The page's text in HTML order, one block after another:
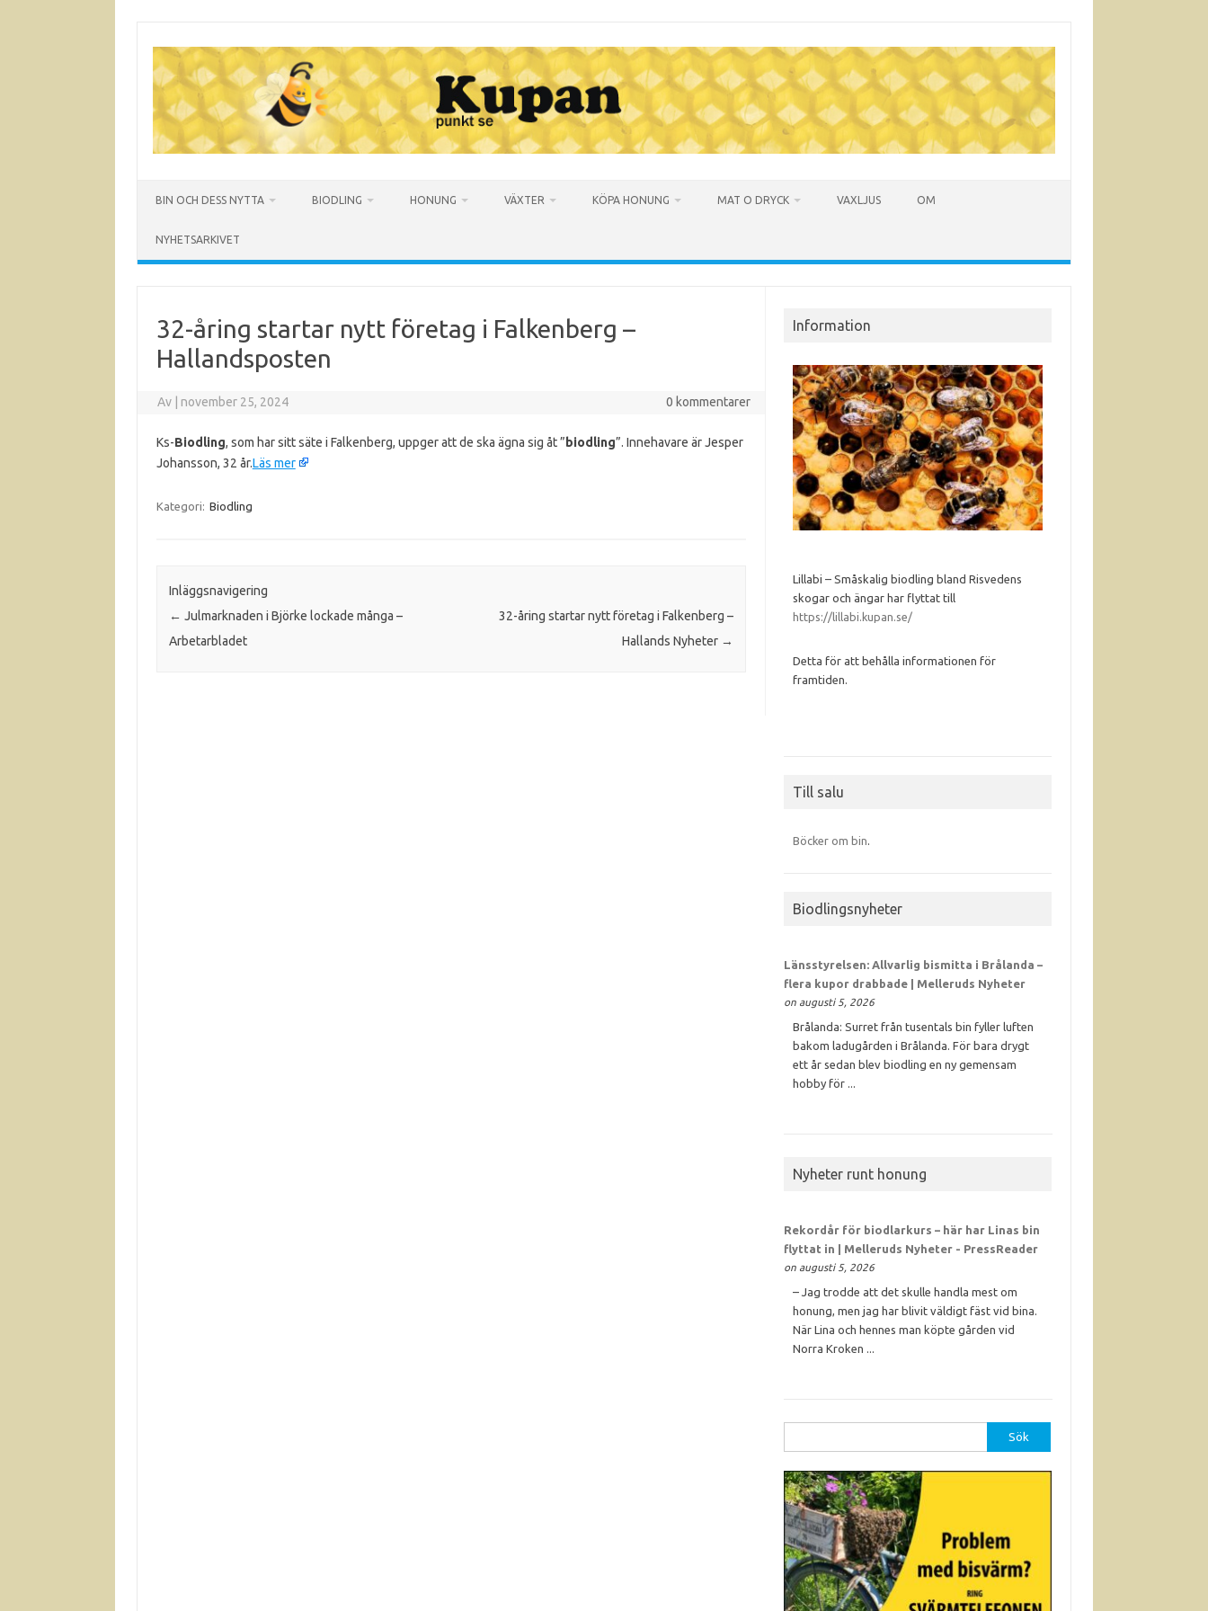
innehåll
BIN OCH DESS NYTTA BIODLING HONUNG VÄXTER KÖPA HONUNG MAT O DRYCK VAXLJUS OM
NYHETSARKIVET
32-åring startar nytt företag i Falkenberg –
Hallandsposten
Av november 25, 2024 0 kommentarer
Ks-Biodling, som har sitt säte i Falkenberg, uppger att de ska ägna sig åt ” biodling”. Innehavare är Jesper
Johansson, 32 år.Läs mer
Kategori: Biodling
Inläggsnavigering
← Julmarknaden i Björke lockade många –
Arbetarbladet
32-åring startar nytt företag i Falkenberg –
Hallands Nyheter →
Information
Lillabi – Småskalig biodling bland Risvedens
skogar och ängar har flyttat till
https://lillabi.kupan.se/
Detta för att behålla informationen för
framtiden.
Till salu
Böcker om bin.
Biodlingsnyheter
Länsstyrelsen: Allvarlig bismitta i Brålanda –
flera kupor drabbade | Melleruds Nyheter
on augusti 5, 2026
Brålanda: Surret från tusentals bin fyller luften
bakom ladugården i Brålanda. För bara drygt
ett år sedan blev biodling en ny gemensam
hobby för ...
Nyheter runt honung
Rekordår för biodlarkurs – här har Linas bin
flyttat in | Melleruds Nyheter - PressReader
on augusti 5, 2026
– Jag trodde att det skulle handla mest om
honung, men jag har blivit väldigt fäst vid bina.
När Lina och hennes man köpte gården vid
Norra Kroken ...
efter: